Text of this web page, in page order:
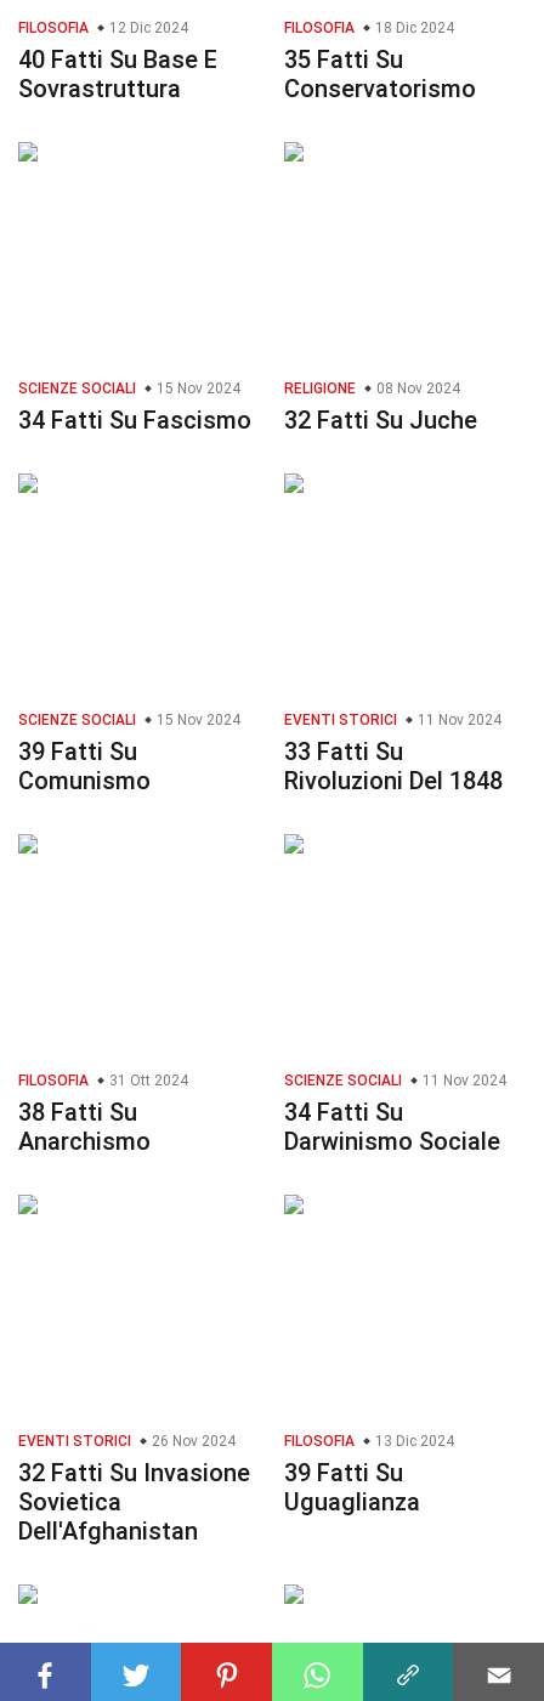
FILOSOFIA 12 Dic 2024
40 Fatti Su Base E
Sovrastruttura
FILOSOFIA 18 Dic 2024
35 Fatti Su
Conservatorismo
SCIENZE SOCIALI 15 Nov 2024
34 Fatti Su Fascismo
RELIGIONE 08 Nov 2024
32 Fatti Su Juche
SCIENZE SOCIALI 15 Nov 2024
39 Fatti Su
Comunismo
EVENTI STORICI 11 Nov 2024
33 Fatti Su
Rivoluzioni Del 1848
FILOSOFIA 31 Ott 2024
38 Fatti Su
Anarchismo
SCIENZE SOCIALI 11 Nov 2024
34 Fatti Su
Darwinismo Sociale
EVENTI STORICI 26 Nov 2024
32 Fatti Su Invasione
Sovietica
Dell'Afghanistan
FILOSOFIA 13 Dic 2024
39 Fatti Su
Uguaglianza